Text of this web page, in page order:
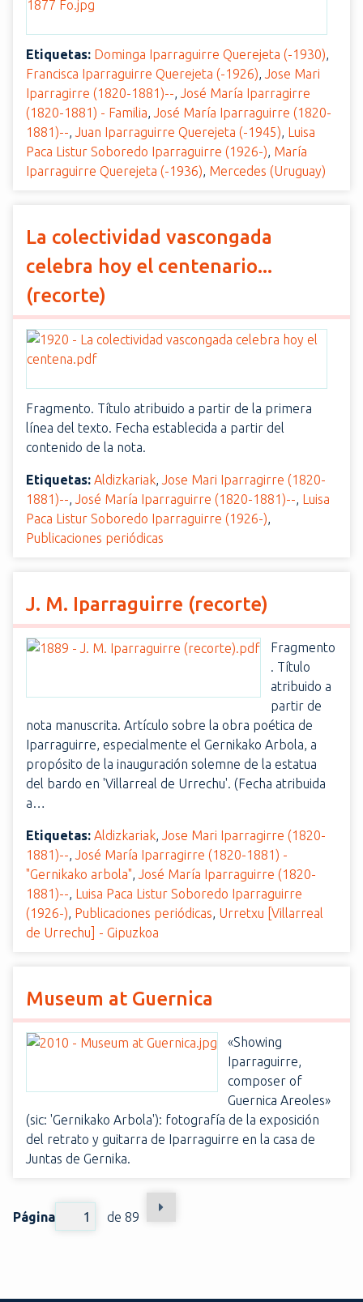
Etiquetas: Dominga Iparraguirre Querejeta (-1930),
Francisca Iparraguirre Querejeta (-1926), Jose Mari
Iparragirre (1820-1881)--, José María Iparragirre
(1820-1881) - Familia, José María Iparraguirre (1820-
1881)--, Juan Iparraguirre Querejeta (-1945), Luisa
Paca Listur Soboredo Iparraguirre (1926-), María
Iparraguirre Querejeta (-1936), Mercedes (Uruguay)
La colectividad vascongada
celebra hoy el centenario...
(recorte)
Fragmento. Título atribuido a partir de la primera
línea del texto. Fecha establecida a partir del
contenido de la nota.
Etiquetas: Aldizkariak, Jose Mari Iparragirre (1820-
1881)--, José María Iparraguirre (1820-1881)--, Luisa
Paca Listur Soboredo Iparraguirre (1926-),
Publicaciones periódicas
J. M. Iparraguirre (recorte)
Fragmento
. Título
atribuido a
partir de
nota manuscrita. Artículo sobre la obra poética de
Iparraguirre, especialmente el Gernikako Arbola, a
propósito de la inauguración solemne de la estatua
del bardo en 'Villarreal de Urrechu'. (Fecha atribuida
a…
Etiquetas: Aldizkariak, Jose Mari Iparragirre (1820-
1881)--, José María Iparragirre (1820-1881) -
"Gernikako arbola", José María Iparraguirre (1820-
1881)--, Luisa Paca Listur Soboredo Iparraguirre
(1926-), Publicaciones periódicas, Urretxu [Villarreal
de Urrechu] - Gipuzkoa
Museum at Guernica
«Showing
Iparraguirre,
composer of
Guernica Areoles»
(sic: 'Gernikako Arbola'): fotografía de la exposición
del retrato y guitarra de Iparraguirre en la casa de
Juntas de Gernika.
Página de 89